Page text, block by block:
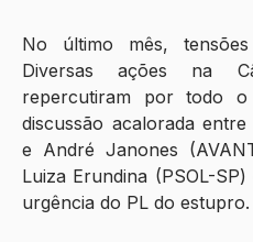
No último mês,
Diversas ações na
repercutiram por todo
discussão acalorada
e André Janones
Luiza Erundina (PSOL-
urgência do PL do estupro.